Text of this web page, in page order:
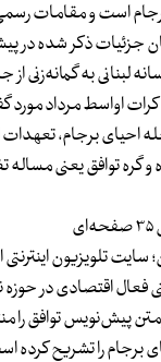
است و مقامات
جزئیات ذکر شده در
لبنانی به گمانه‌زنی
اواسط مرداد مورد
احیای برجام، تعهدات
گره توافق یعنی مساله
تلویزیون اینترنتی
فعال اقتصادی در
متن پیش‌نویس توافق